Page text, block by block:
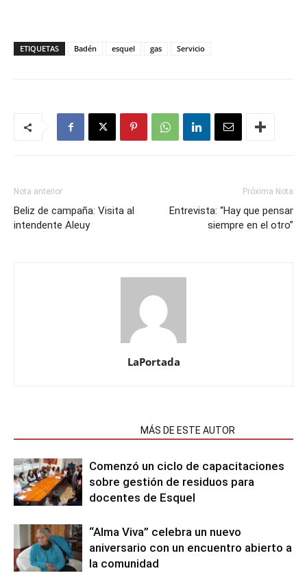
ETIQUETAS Badén esquel gas Servicio
Nota anterior
Beliz de campaña: Visita al
intendente Aleuy
Próxima Nota
Entrevista: “Hay que pensar
siempre en el otro”
LaPortada
MÁS DE ESTE AUTOR
Comenzó un ciclo de capacitaciones
sobre gestión de residuos para
docentes de Esquel
“Alma Viva” celebra un nuevo
aniversario con un encuentro abierto a
la comunidad